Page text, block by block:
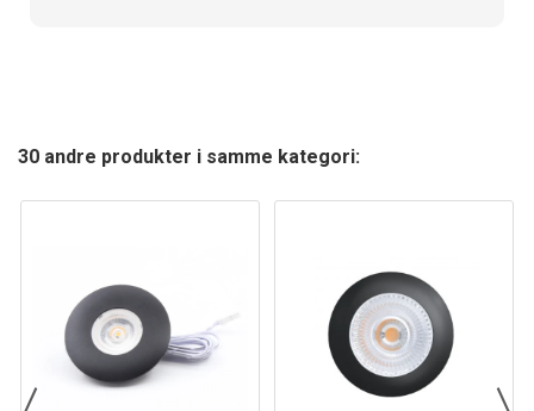
30 andre produkter i samme kategori: